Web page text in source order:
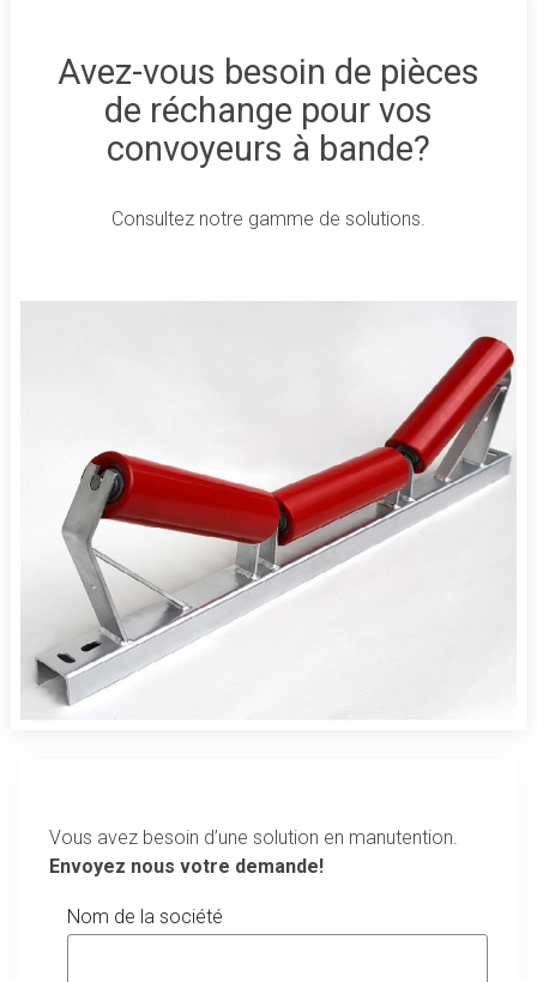
Avez-vous besoin de pièces
de réchange pour vos
convoyeurs à bande?
Consultez notre gamme de solutions.
Vous avez besoin d’une solution en manutention.
Envoyez nous votre demande!
Nom de la société